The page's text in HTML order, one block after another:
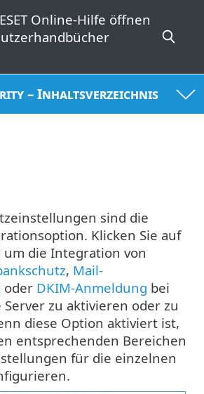
– Inhaltsverzeichnis
sind die
Klicken Sie auf
um die Integration von
, Mail-
oder DKIM-Anmeldung bei
zu aktivieren oder zu
diese Option aktiviert ist,
entsprechenden Bereichen
für die einzelnen